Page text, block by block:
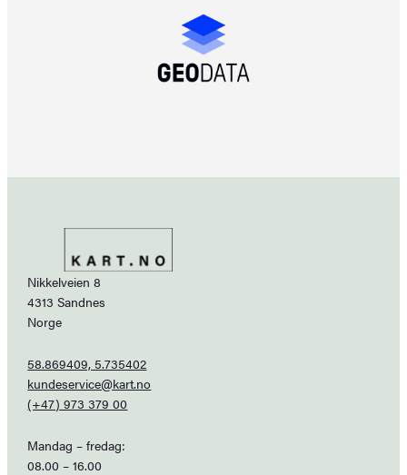
Nikkelveien 8
4313 Sandnes
Norge
58.869409, 5.735402
kundeservice@kart.no
(+47) 973 379 00
Mandag – fredag:
08.00 – 16.00